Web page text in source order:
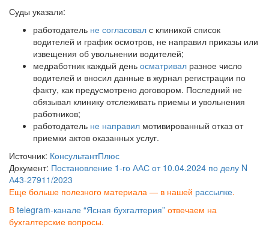
Суды указали:
работодатель не согласовал с клиникой список
водителей и график осмотров, не направил приказы или
извещения об увольнении водителей;
медработник каждый день осматривал разное число
водителей и вносил данные в журнал регистрации по
факту, как предусмотрено договором. Последний не
обязывал клинику отслеживать приемы и увольнения
работников;
работодатель не направил мотивированный отказ от
приемки актов оказанных услуг.
Источник: КонсультантПлюс
Документ: Постановление 1-го ААС от 10.04.2024 по делу N
А43-27911/2023
Еще больше полезного материала — в нашей рассылке.
В telegram-канале “Ясная бухгалтерия” отвечаем на
бухгалтерские вопросы.